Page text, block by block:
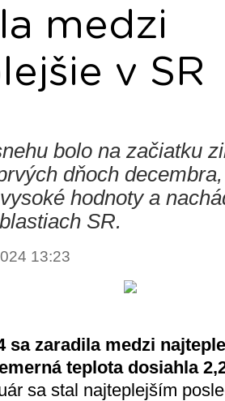
medzi
v SR
bolo na začiatku
dňoch
hodnoty a
SR.
13:23
sa zaradila medzi
teplota dosiahla
sa stal najteplejším